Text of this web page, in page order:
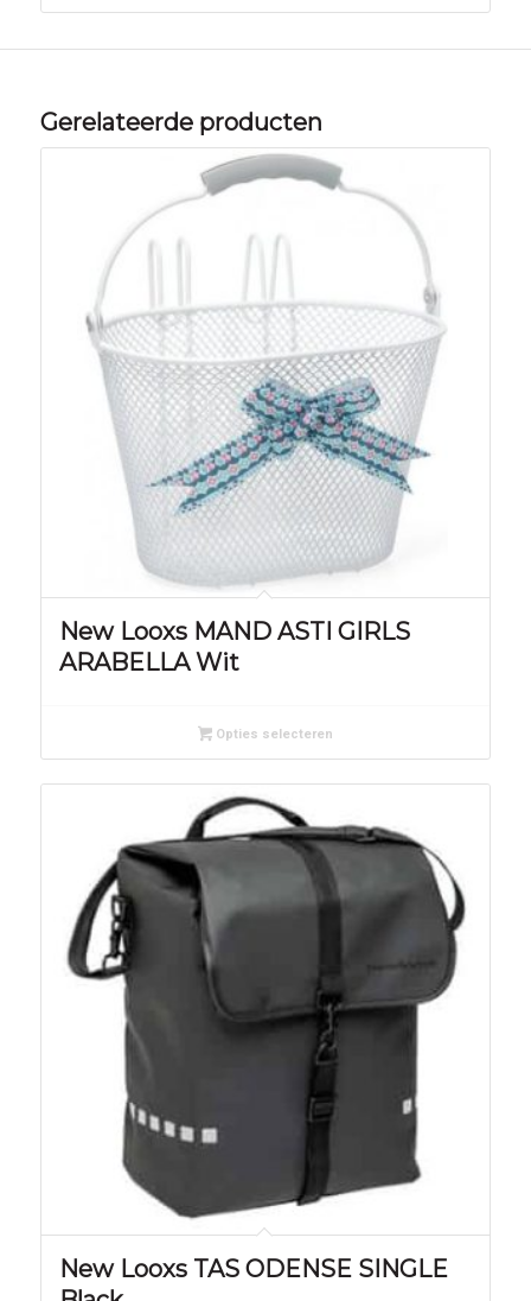
Gerelateerde producten
New Looxs MAND ASTI GIRLS
ARABELLA Wit
Opties selecteren
New Looxs TAS ODENSE SINGLE